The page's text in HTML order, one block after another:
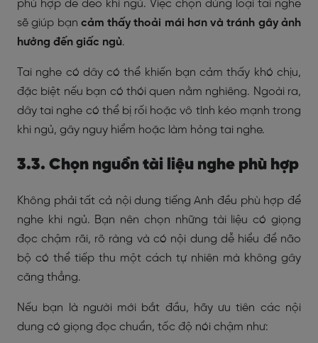
phù hợp để đeo khi ngủ. Việc chọn đúng loại tai nghe
sẽ giúp bạn cảm thấy thoải mái hơn và tránh gây ảnh
hưởng đến giấc ngủ.
Tai nghe có dây có thể khiến bạn cảm thấy khó chịu,
đặc biệt nếu bạn có thói quen nằm nghiêng. Ngoài ra,
dây tai nghe có thể bị rối hoặc vô tình kéo mạnh trong
khi ngủ, gây nguy hiểm hoặc làm hỏng tai nghe.
3.3. Chọn nguồn tài liệu nghe phù hợp
Không phải tất cả nội dung tiếng Anh đều phù hợp để
nghe khi ngủ. Bạn nên chọn những tài liệu có giọng
đọc chậm rãi, rõ ràng và có nội dung dễ hiểu để não
bộ có thể tiếp thu một cách tự nhiên mà không gây
căng thẳng.
Nếu bạn là người mới bắt đầu, hãy ưu tiên các nội
dung có giọng đọc chuẩn, tốc độ nói chậm như: